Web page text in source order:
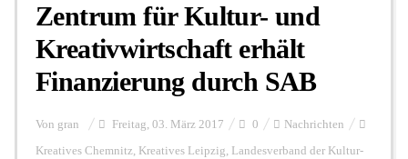
Zentrum für Kultur- und
Kreativwirtschaft erhält
Finanzierung durch SAB
Von gran Freitag, 03. März 2017 0 Nachrichten
Kreatives Chemnitz, Kreatives Leipzig, Landesverband der Kultur-